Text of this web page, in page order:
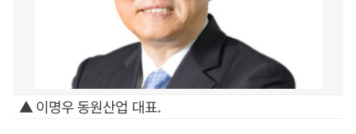
▲ 이명우 동원산업 대표.